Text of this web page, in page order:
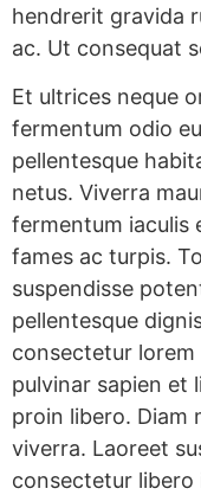
hendrerit gravida
ac. Ut consequat
Et ultrices neque
fermentum odio
pellentesque
netus. Viverra
fermentum iaculis
fames ac turpis.
suspendisse
pellentesque
consectetur
pulvinar sapien et
proin libero. Diam
viverra. Laoreet
consectetur